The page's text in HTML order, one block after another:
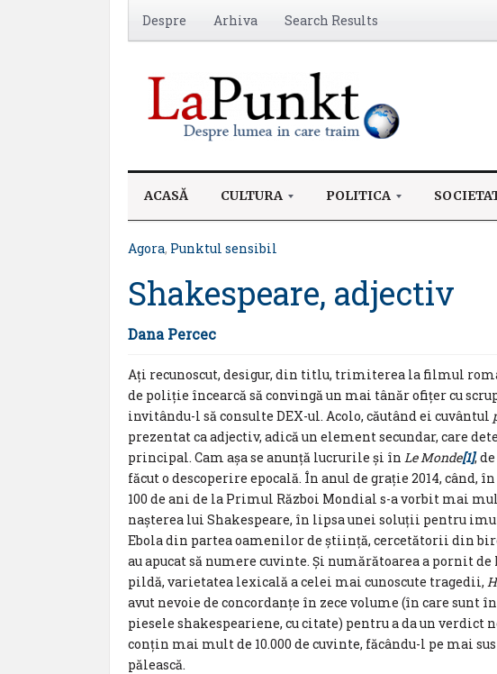
Despre Arhiva Search Results
ACASĂ CULTURA POLITICA
Agora, Punktul sensibil
Shakespeare, adjectiv
Dana Percec
Ați recunoscut, desigur, din titlu, trimiterea la filmul
de poliție încearcă să convingă un mai tânăr ofițer cu
invitându-l să consulte DEX-ul. Acolo, căutând ei cuvântul
prezentat ca adjectiv, adică un element secundar, care
principal. Cam așa se anunță lucrurile și în Le Monde[1],
făcut o descoperire epocală. În anul de grație 2014,
100 de ani de la Primul Război Mondial s-a vorbit mai
nașterea lui Shakespeare, în lipsa unei soluții pentru
Ebola din partea oamenilor de știință, cercetătorii din
au apucat să numere cuvinte. Și numărătoarea a pornit de
pildă, varietatea lexicală a celei mai cunoscute tragedii,
avut nevoie de concordanțe în zece volume (în care sunt
piesele shakespeariene, cu citate) pentru a da un
conțin mai mult de 10.000 de cuvinte, făcându-l pe mai
pălească.